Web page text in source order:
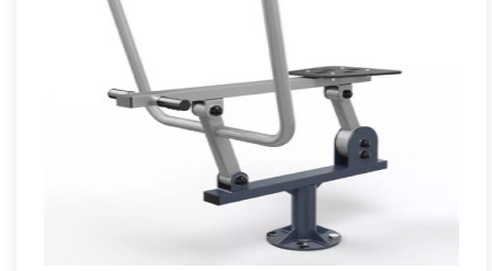
Agrès de Fitness Rameur
Appareil de fitness pour aménagements extérieurs accessible à
partir de 14 ans, le Rameur permet à ses utilisateurs de travai..
Offre partenaire